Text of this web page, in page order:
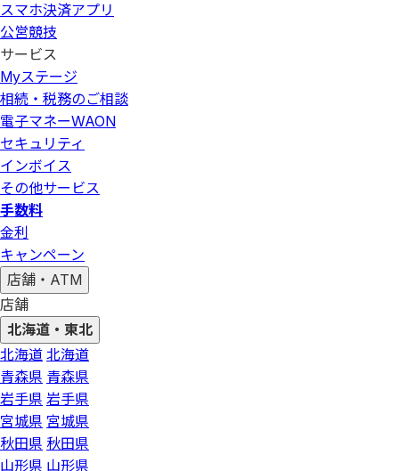
スマホ決済アプリ
公営競技
サービス
Myステージ
相続・税務のご相談
電子マネーWAON
セキュリティ
インボイス
その他サービス
手数料
金利
キャンペーン
店舗・ATM
店舗
北海道・東北
北海道 北海道
青森県 青森県
岩手県 岩手県
宮城県 宮城県
秋田県 秋田県
山形県 山形県